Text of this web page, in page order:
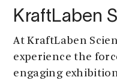
KraftLaben
At KraftLaben
experience the
engaging